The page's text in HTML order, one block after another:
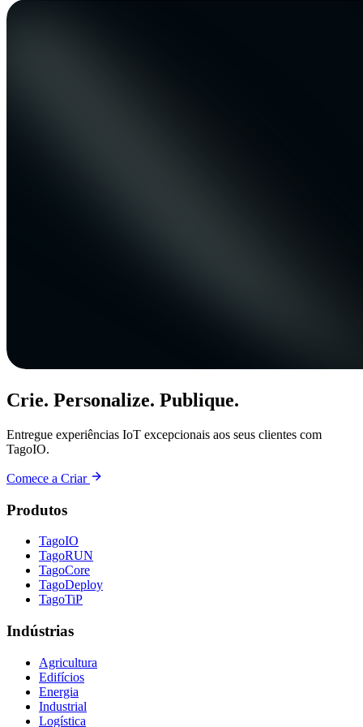
Crie. Personalize. Publique.
Entregue experiências IoT excepcionais aos seus clientes com
TagoIO.
Comece a Criar
Produtos
TagoIO
TagoRUN
TagoCore
TagoDeploy
TagoTiP
Indústrias
Agricultura
Edifícios
Energia
Industrial
Logística